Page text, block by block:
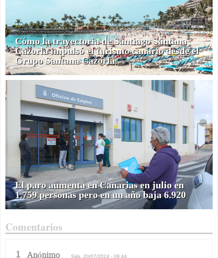
Cómo la trayectoria de Santiago Santana
Cazorla impulsó el turismo canario desde el
Grupo Santana Cazorla
El paro aumenta en Canarias en julio en
1.759 personas pero en un año baja 6.920
Comentarios
1 Anónimo Sáb, 20/07/2024 - 09:44